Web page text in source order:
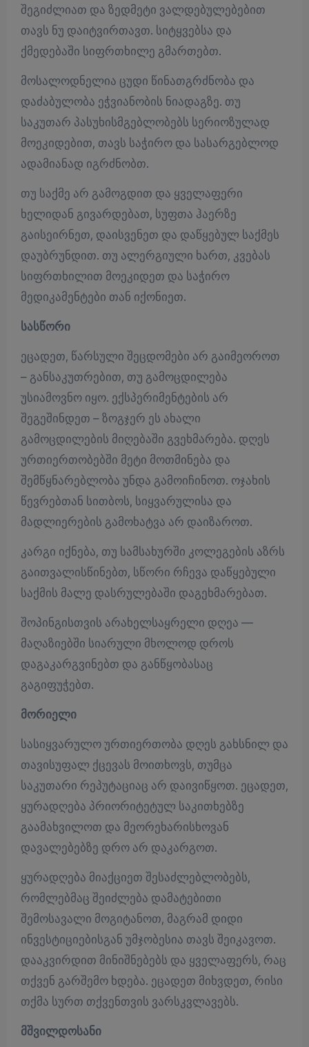
შეგიძლიათ და ზედმეტი ვალდებულებებით
თავს ნუ დაიტვირთავთ. სიტყვებსა და
ქმედებაში სიფრთხილე გმართებთ.
მოსალოდნელია ცუდი წინათგრძნობა და
დაძაბულობა ეჭვიანობის ნიადაგზე. თუ
საკუთარ პასუხისმგებლობებს სერიოზულად
მოეკიდებით, თავს საჭირო და სასარგებლოდ
ადამიანად იგრძნობთ.
თუ საქმე არ გამოგდით და ყველაფერი
ხელიდან გივარდებათ, სუფთა ჰაერზე
გაისეირნეთ, დაისვენეთ და დაწყებულ საქმეს
დაუბრუნდით. თუ ალერგიული ხართ, კვებას
სიფრთხილით მოეკიდეთ და საჭირო
მედიკამენტები თან იქონიეთ.
სასწორი
ეცადეთ, წარსული შეცდომები არ გაიმეოროთ
– განსაკუთრებით, თუ გამოცდილება
უსიამოვნო იყო. ექსპერიმენტების არ
შეგეშინდეთ – ზოგჯერ ეს ახალი
გამოცდილების მიღებაში გვეხმარება. დღეს
ურთიერთობებში მეტი მოთმინება და
შემწყნარებლობა უნდა გამოიჩინოთ. ოჯახის
წევრებთან სითბოს, სიყვარულისა და
მადლიერების გამოხატვა არ დაიზაროთ.
კარგი იქნება, თუ სამსახურში კოლეგების აზრს
გაითვალისწინებთ, სწორი რჩევა დაწყებული
საქმის მალე დასრულებაში დაგეხმარებათ.
შოპინგისთვის არახელსაყრელი დღეა —
მაღაზიებში სიარული მხოლოდ დროს
დაგაკარგვინებთ და განწყობასაც
გაგიფუჭებთ.
მორიელი
სასიყვარულო ურთიერთობა დღეს გახსნილ და
თავისუფალ ქცევას მოითხოვს, თუმცა
საკუთარი რეპუტაციაც არ დაივიწყოთ. ეცადეთ,
ყურადღება პრიორიტეტულ საკითხებზე
გაამახვილოთ და მეორეხარისხოვან
დავალებებზე დრო არ დაკარგოთ.
ყურადღება მიაქციეთ შესაძლებლობებს,
რომლებმაც შეიძლება დამატებითი
შემოსავალი მოგიტანოთ, მაგრამ დიდი
ინვესტიციებისგან უმჯობესია თავს შეიკავოთ.
დააკვირდით მინიშნებებს და ყველაფერს, რაც
თქვენ გარშემო ხდება. ეცადეთ მიხვდეთ, რისი
თქმა სურთ თქვენთვის ვარსკვლავებს.
მშვილდოსანი